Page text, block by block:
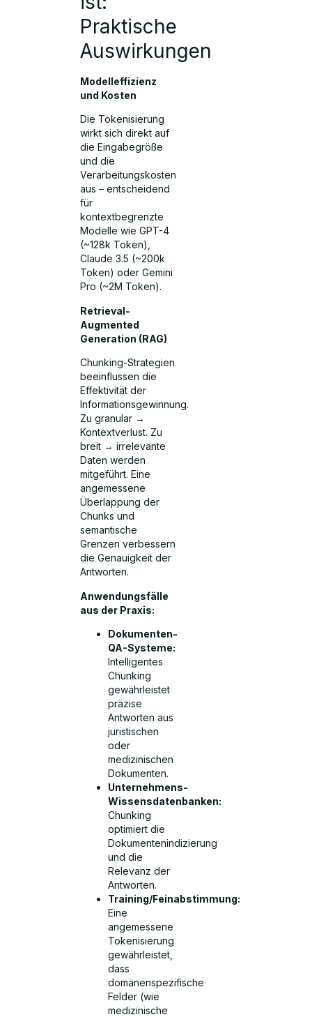
Praktische
Auswirkungen
Modelleffizienz
und Kosten
Die Tokenisierung
wirkt sich direkt auf
die Eingabegröße
und die
Verarbeitungskosten
aus – entscheidend
für
kontextbegrenzte
Modelle wie GPT-4
(~128k Token),
Claude 3.5 (~200k
Token) oder Gemini
Pro (~2M Token).
Retrieval-
Augmented
Generation (RAG)
Chunking-Strategien
beeinflussen die
Effektivität der
Informationsgewinnung.
Zu granular →
Kontextverlust. Zu
breit → irrelevante
Daten werden
mitgeführt. Eine
angemessene
Überlappung der
Chunks und
semantische
Grenzen verbessern
die Genauigkeit der
Antworten.
Anwendungsfälle
aus der Praxis:
Dokumenten-
QA-Systeme:
Intelligentes
Chunking
gewährleistet
präzise
Antworten aus
juristischen
oder
medizinischen
Dokumenten.
Unternehmens-
Wissensdatenbanken:
Chunking
optimiert die
Dokumentenindizierung
und die
Relevanz der
Antworten.
Training/Feinabstimmung:
Eine
angemessene
Tokenisierung
gewährleistet,
dass
domänenspezifische
Felder (wie
medizinische